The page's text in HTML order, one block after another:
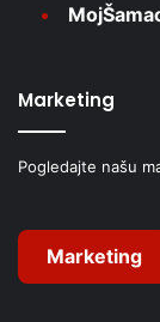
Marketing
Pogledajte našu
Marketing